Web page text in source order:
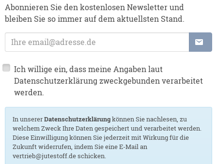
Abonnieren Sie den kostenlosen Newsletter und
bleiben Sie so immer auf dem aktuellsten Stand.
E-Mailadresse
Ich willige ein, dass meine Angaben laut
Datenschutzerklärung zweckgebunden verarbeitet
werden.
In unsererDatenschutzerklärungkönnen Sie nachlesen, zu
welchem Zweck Ihre Daten gespeichert und verarbeitet werden.
Diese Einwilligung können Sie jederzeit mit Wirkung für die
Zukunft widerrufen, indem Sie eine E-Mail an
vertrieb@jutestoff.de schicken.